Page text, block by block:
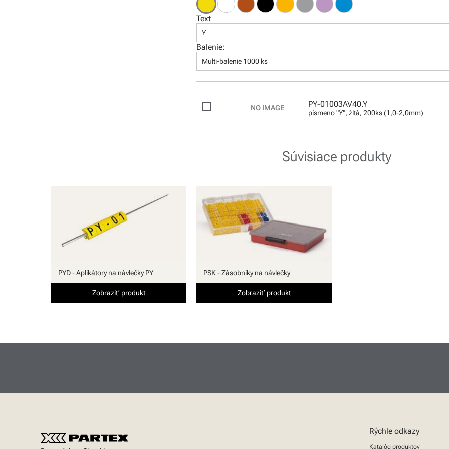
Text
Y
Balenie:
Multi-balenie 1000 ks
PY-01003AV40.Y
písmeno "Y", žltá, 200ks (1,0-2,0mm)
Súvisiace produkty
PYD - Aplikátory na návlečky PY
Zobraziť produkt
PSK - Zásobníky na návlečky
Zobraziť produkt
Rýchle odkazy
Katalóg produktov